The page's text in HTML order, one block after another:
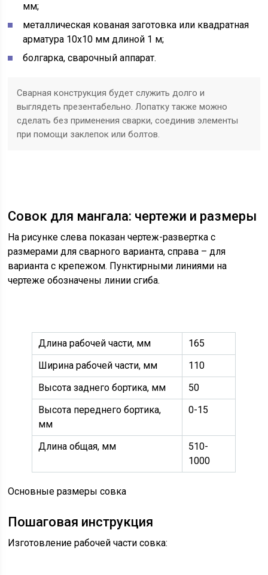
мм;
металлическая кованая заготовка или квадратная
арматура 10х10 мм длиной 1 м;
болгарка, сварочный аппарат.
Сварная конструкция будет служить долго и
выглядеть презентабельно. Лопатку также можно
сделать без применения сварки, соединив элементы
при помощи заклепок или болтов.
Совок для мангала: чертежи и размеры
На рисунке слева показан чертеж-развертка с
размерами для сварного варианта, справа – для
варианта с крепежом. Пунктирными линиями на
чертеже обозначены линии сгиба.
Длина рабочей части, мм
165
Ширина рабочей части, мм
110
Высота заднего бортика, мм
50
Высота переднего бортика,
мм
0-15
Длина общая, мм
510-
1000
Основные размеры совка
Пошаговая инструкция
Изготовление рабочей части совка: